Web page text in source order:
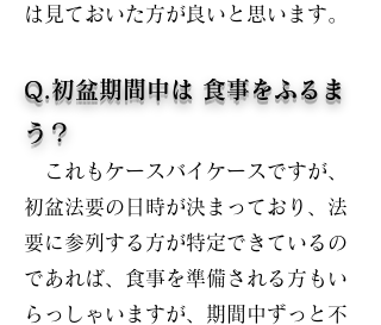
は見ておいた方が良いと思います。
Q.初盆期間中は 食事をふるま
う？
これもケースバイケースですが、
初盆法要の日時が決まっており、法
要に参列する方が特定できているの
であれば、食事を準備される方もい
らっしゃいますが、期間中ずっと不